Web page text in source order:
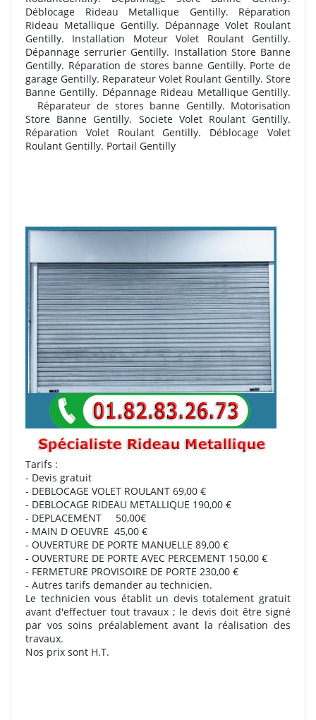
Déblocage Rideau Metallique Gentilly. Réparation
Rideau Metallique Gentilly. Dépannage Volet Roulant
Gentilly. Installation Moteur Volet Roulant Gentilly.
Dépannage serrurier Gentilly. Installation Store Banne
Gentilly. Réparation de stores banne Gentilly. Porte de
garage Gentilly. Reparateur Volet Roulant Gentilly. Store
Banne Gentilly. Dépannage Rideau Metallique Gentilly.
Réparateur de stores banne Gentilly. Motorisation
Store Banne Gentilly. Societe Volet Roulant Gentilly.
Réparation Volet Roulant Gentilly. Déblocage Volet
Roulant Gentilly. Portail Gentilly
Tarifs :
- Devis gratuit
- DEBLOCAGE VOLET ROULANT 69,00 €
- DEBLOCAGE RIDEAU METALLIQUE 190,00 €
- DEPLACEMENT 50,00€
- MAIN D OEUVRE 45,00 €
- OUVERTURE DE PORTE MANUELLE 89,00 €
- OUVERTURE DE PORTE AVEC PERCEMENT 150,00 €
- FERMETURE PROVISOIRE DE PORTE 230,00 €
- Autres tarifs demander au technicien.
Le technicien vous établit un devis totalement gratuit
avant d'effectuer tout travaux ; le devis doit être signé
par vos soins préalablement avant la réalisation des
travaux.
Nos prix sont H.T.